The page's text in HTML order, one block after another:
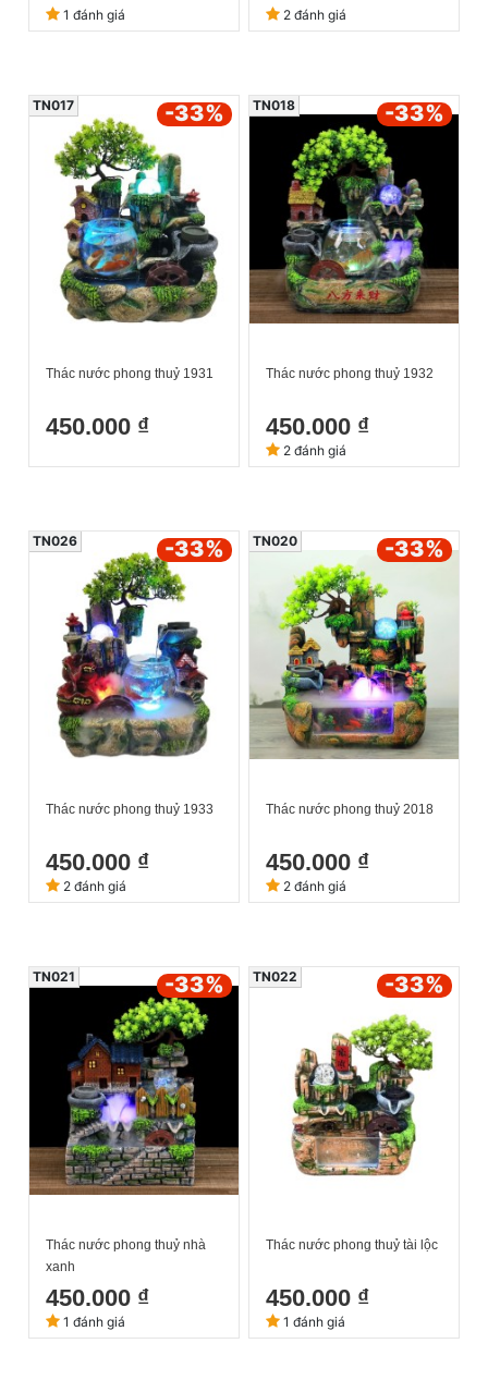
1 đánh giá 2 đánh giá
Thác nước phong thuỷ 1931
450.000 ₫
TN017 -33%
Thác nước phong thuỷ 1932
450.000 ₫
TN018 -33%
2 đánh giá
Thác nước phong thuỷ 1933
450.000 ₫
TN026 -33%
2 đánh giá
Thác nước phong thuỷ 2018
450.000 ₫
TN020 -33%
2 đánh giá
Thác nước phong thuỷ nhà
xanh
450.000 ₫
TN021 -33%
1 đánh giá
Thác nước phong thuỷ tài lộc
450.000 ₫
TN022 -33%
1 đánh giá